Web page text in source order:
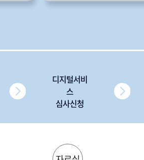
디지털서비
스
심사신청